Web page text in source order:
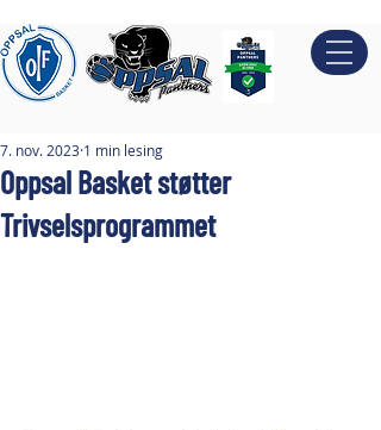
Oppsal Basket støtter
Trivselsprogrammet
7. nov. 2023 1 min lesing